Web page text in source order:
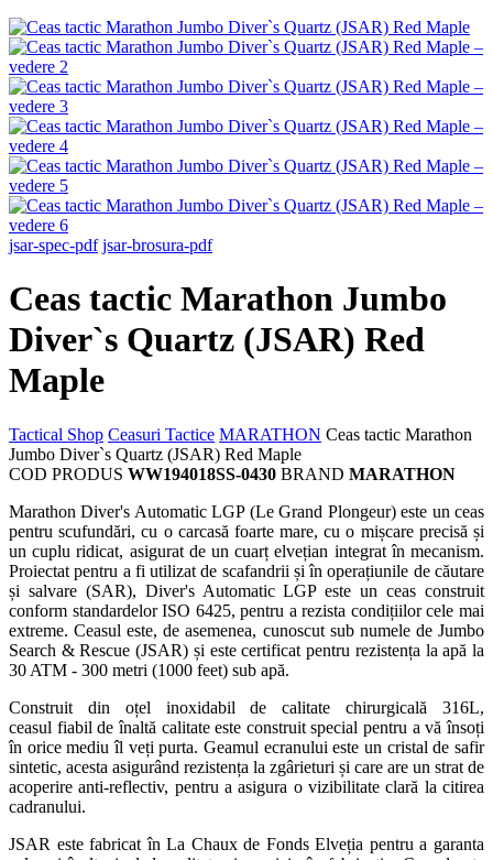
jsar-spec-pdf jsar-brosura-pdf
Ceas tactic Marathon Jumbo
Diver`s Quartz (JSAR) Red
Maple
Tactical Shop Ceasuri Tactice MARATHON Ceas tactic Marathon
Jumbo Diver`s Quartz (JSAR) Red Maple
COD PRODUS WW194018SS-0430 BRAND MARATHON
Marathon Diver's Automatic LGP (Le Grand Plongeur) este un ceas
pentru scufundări, cu o carcasă foarte mare, cu o mișcare precisă și
un cuplu ridicat, asigurat de un cuarț elvețian integrat în mecanism.
Proiectat pentru a fi utilizat de scafandrii și în operațiunile de căutare
și salvare (SAR), Diver's AutomaticLGPeste un ceas construit
conform standardelor ISO 6425,pentru a rezista condițiilor cele mai
extreme. Ceasul este, de asemenea, cunoscut sub numele de Jumbo
Search & Rescue (JSAR) și este certificat pentru rezistența la apă la
30 ATM - 300 metri (1000 feet) sub apă.
Construit din oțel inoxidabil de calitate chirurgicală 316L,
ceasul fiabil de înaltă calitate este construit special pentru a vă însoți
în orice mediu îl veți purta. Geamul ecranului este un cristal de safir
sintetic, acesta asigurând rezistența la zgârieturi și care are un strat de
acoperire anti-reflectiv, pentru a asigura o vizibilitate clară la citirea
cadranului.
JSAR este fabricat în La Chaux de Fonds Elveția pentru a garanta